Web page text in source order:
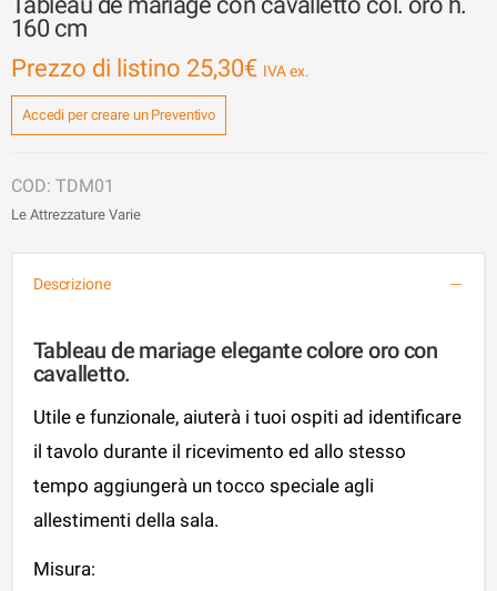
160 cm
Prezzo di listino 25,30€
Accedi per creare un Preventivo
TDM01
Le Attrezzature Varie
Descrizione
Tableau de mariage elegante colore oro con
cavalletto.
Utile e funzionale, aiuterà i tuoi ospiti ad identificare
il tavolo durante il ricevimento ed allo stesso
tempo aggiungerà un tocco speciale agli
allestimenti della sala.
Misura: